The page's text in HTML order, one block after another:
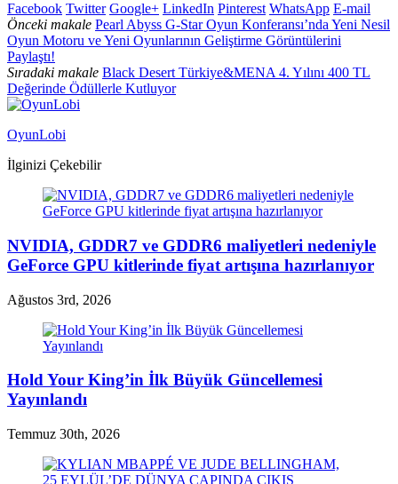
Facebook Twitter Google+ LinkedIn Pinterest WhatsApp E-mail
Önceki makale Pearl Abyss G-Star Oyun Konferansı’nda Yeni Nesil
Oyun Motoru ve Yeni Oyunlarının Geliştirme Görüntülerini
Paylaştı!
Sıradaki makale Black Desert Türkiye&MENA 4. Yılını 400 TL
Değerinde Ödüllerle Kutluyor
OyunLobi
İlginizi Çekebilir
NVIDIA, GDDR7 ve GDDR6 maliyetleri nedeniyle
GeForce GPU kitlerinde fiyat artışına hazırlanıyor
Ağustos 3rd, 2026
Hold Your King’in İlk Büyük Güncellemesi
Yayınlandı
Temmuz 30th, 2026